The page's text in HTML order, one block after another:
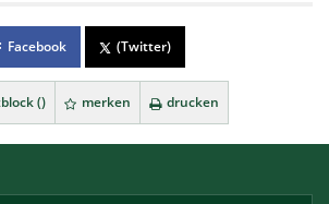
Facebook (Twitter)
() merken drucken